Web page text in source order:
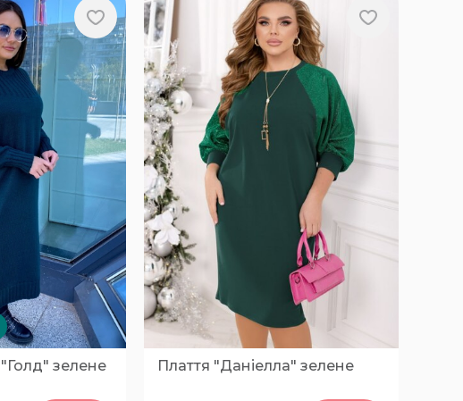
зелене Плаття "Даніелла" зелене